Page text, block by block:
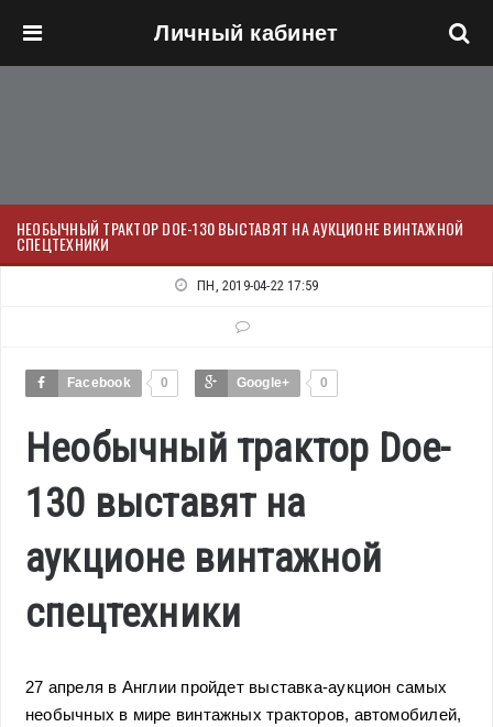
Личный кабинет
НЕОБЫЧНЫЙ ТРАКТОР DOE-130 ВЫСТАВЯТ НА АУКЦИОНЕ ВИНТАЖНОЙ
СПЕЦТЕХНИКИ
ПН, 2019-04-22 17:59
Facebook 0 Google+ 0
Необычный трактор Doe-
130 выставят на
аукционе винтажной
спецтехники
27 апреля в Англии пройдет выставка-аукцион самых
необычных в мире винтажных тракторов, автомобилей,